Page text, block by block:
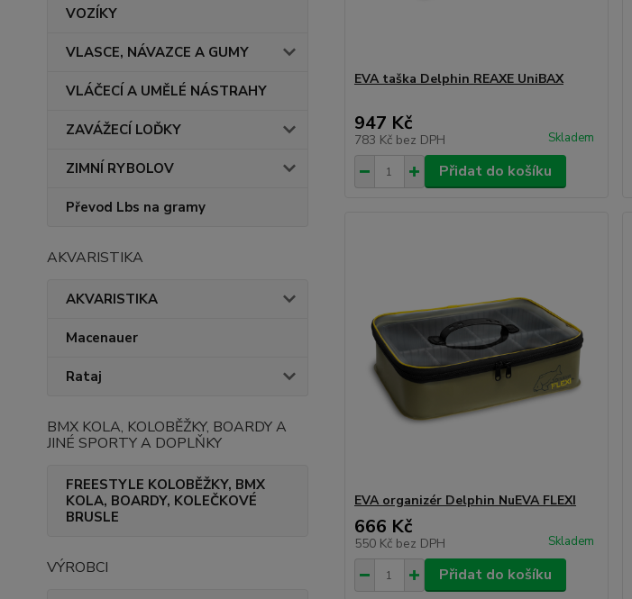
VOZÍKY
VLASCE, NÁVAZCE A GUMY
VLÁČECÍ A UMĚLÉ NÁSTRAHY
ZAVÁŽECÍ LOĎKY
ZIMNÍ RYBOLOV
Převod Lbs na gramy
AKVARISTIKA
AKVARISTIKA
Macenauer
Rataj
BMX KOLA, KOLOBĚŽKY, BOARDY A
JINÉ SPORTY A DOPLŇKY
FREESTYLE KOLOBĚŽKY, BMX
KOLA, BOARDY, KOLEČKOVÉ
BRUSLE
VÝROBCI
EVA taška Delphin REAXE UniBAX
947 Kč
783 Kč bez DPH Skladem
Přidat do košíku
EVA organizér Delphin NuEVA FLEXI
666 Kč
550 Kč bez DPH Skladem
Přidat do košíku